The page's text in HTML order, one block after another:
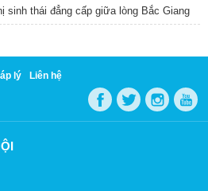
sinh thái đẳng cấp giữa lòng Bắc Giang
lý Liên hệ